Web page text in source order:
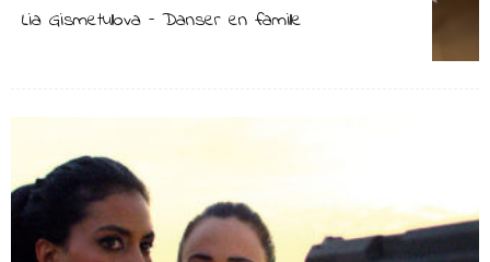
Lia Gismetullova – Danser en famille